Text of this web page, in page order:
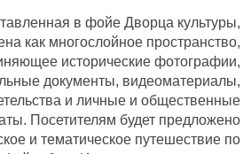
в фойе Дворца культуры,
как многослойное пространство,
исторические фотографии,
документы, видеоматериалы,
и личные и общественные
Посетителям будет предложено
и тематическое путешествие по